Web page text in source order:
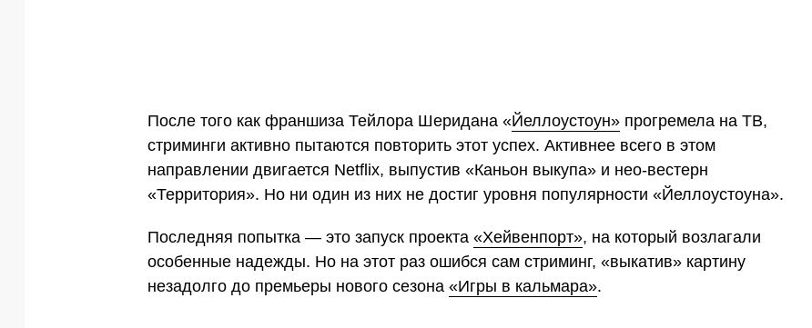
После того как франшиза Тейлора Шеридана «Йеллоустоун» прогремела на ТВ,
стриминги активно пытаются повторить этот успех. Активнее всего в этом
направлении двигается Netflix, выпустив «Каньон выкупа» и нео-вестерн
«Территория». Но ни один из них не достиг уровня популярности «Йеллоустоуна».
Последняя попытка — это запуск проекта «Хейвенпорт», на который возлагали
особенные надежды. Но на этот раз ошибся сам стриминг, «выкатив» картину
незадолго до премьеры нового сезона «Игры в кальмара».